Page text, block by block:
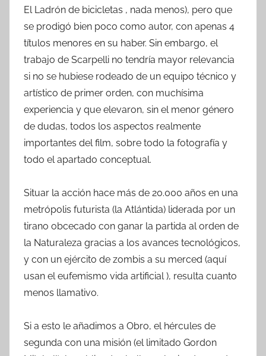
El Ladrón de bicicletas , nada menos), pero que
se prodigó bien poco como autor, con apenas 4
títulos menores en su haber. Sin embargo, el
trabajo de Scarpelli no tendría mayor relevancia
si no se hubiese rodeado de un equipo técnico y
artístico de primer orden, con muchísima
experiencia y que elevaron, sin el menor género
de dudas, todos los aspectos realmente
importantes del film, sobre todo la fotografía y
todo el apartado conceptual.
Situar la acción hace más de 20.000 años en una
metrópolis futurista (la Atlántida) liderada por un
tirano obcecado con ganar la partida al orden de
la Naturaleza gracias a los avances tecnológicos,
y con un ejército de zombis a su merced (aquí
usan el eufemismo vida artificial ), resulta cuanto
menos llamativo.
Si a esto le añadimos a Obro, el hércules de
segunda con una misión (el limitado Gordon